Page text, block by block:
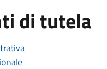
di tutela